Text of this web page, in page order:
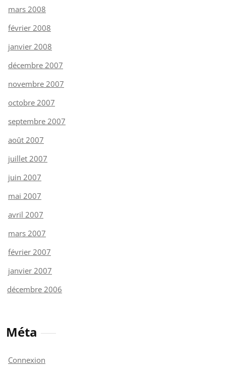
mars 2008
février 2008
janvier 2008
décembre 2007
novembre 2007
octobre 2007
septembre 2007
août 2007
juillet 2007
juin 2007
mai 2007
avril 2007
mars 2007
février 2007
janvier 2007
décembre 2006
Méta
Connexion